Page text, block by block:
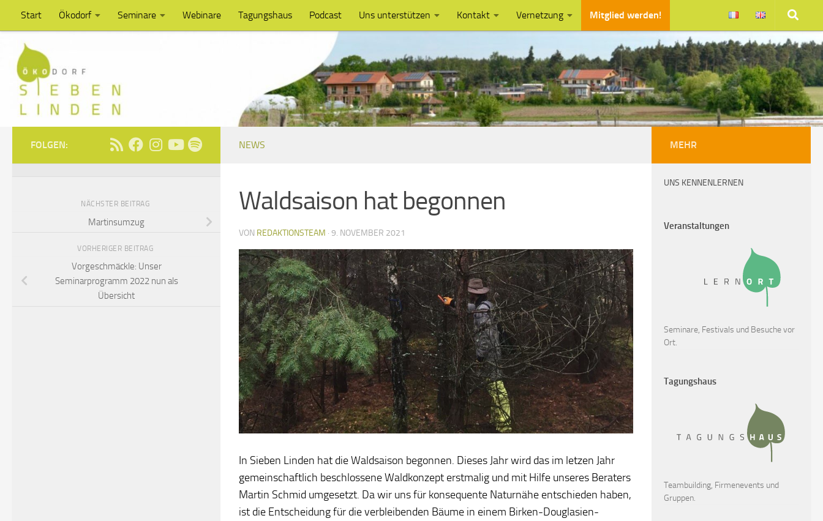
Unter dem Inhalt
Start Ökodorf Seminare Webinare Tagungshaus Podcast Uns unterstützen Kontakt Vernetzung Mitglied werden!
NEWS
Waldsaison hat begonnen
VON REDAKTIONSTEAM · 9. NOVEMBER 2021
In Sieben Linden hat die Waldsaison begonnen. Dieses Jahr wird das im letzen Jahr
gemeinschaftlich beschlossene Waldkonzept erstmalig und mit Hilfe unseres Beraters
Martin Schmid umgesetzt. Da wir uns für konsequente Naturnähe entschieden haben,
ist die Entscheidung für die verbleibenden Bäume in einem Birken-Douglasien-
FOLGEN:
NÄCHSTER BEITRAG
Martinsumzug
VORHERIGER BEITRAG
Vorgeschmäckle: Unser
Seminarprogramm 2022 nun als
Übersicht
MEHR
UNS KENNENLERNEN
Veranstaltungen
Seminare, Festivals und Besuche vor
Ort.
Tagungshaus
Teambuilding, Firmenevents und
Gruppen.